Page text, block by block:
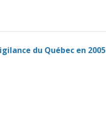
du Québec en 2005